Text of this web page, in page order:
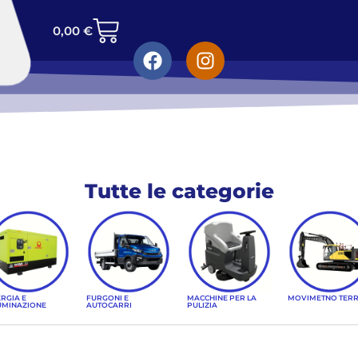
0,00 €
Tutte le categorie
E
FURGONI E
AUTOCARRI
MACCHINE PER LA
PULIZIA
MOVIMETNO